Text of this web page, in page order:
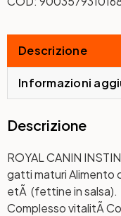
Descrizione
Informazioni
Descrizione
ROYAL CANIN
gatti maturi Alimento
etÃ (fettine in salsa).
Complesso vitalitÃ